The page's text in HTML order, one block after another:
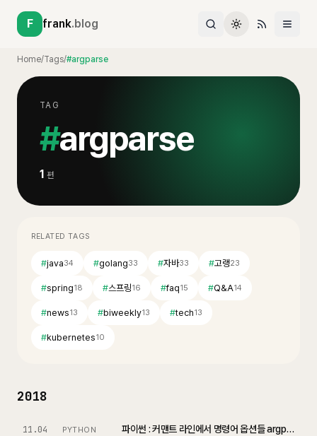
F frank.blog
Home/Tags/#argparse
TAG
#argparse
1 편
RELATED TAGS
#java34 #golang33 #자바33 #고랭23
#spring18 #스프링16 #faq15 #Q&A14
#news13 #biweekly13 #tech13
#kubernetes10
2018
11.04 PYTHON 파이썬 : 커맨트 라인에서 명령어 옵션들 argparse 모듈를 이용해서 쉽게 파싱하기